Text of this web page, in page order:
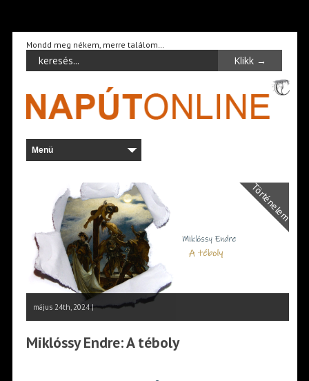
Mondd meg nékem, merre találom…
Történelem
május 24th, 2024 |
Miklóssy Endre: A téboly